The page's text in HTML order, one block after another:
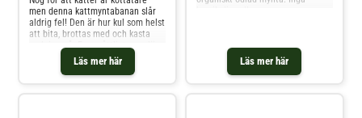
Läs mer här
men denna kattmyntabanan slår
aldrig fel! Den är hur kul som helst
att bita, brottas med och kasta
omkring på. En omåttligt populär
leksak som din katt kommer
älska.Kattmyntan kommer från
USA och håller hög
Läs mer här